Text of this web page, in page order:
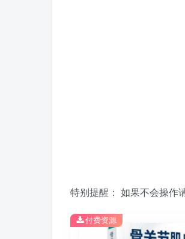
特别提醒： 如果不会操作
付费资源